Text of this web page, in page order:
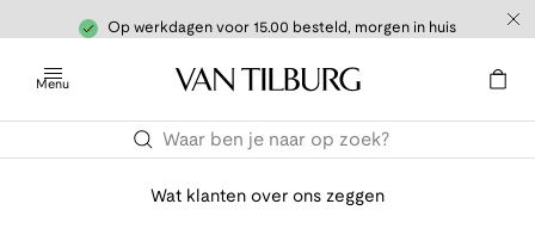
Op werkdagen voor 15.00 besteld, morgen in huis
Menu
Wat klanten over ons zeggen